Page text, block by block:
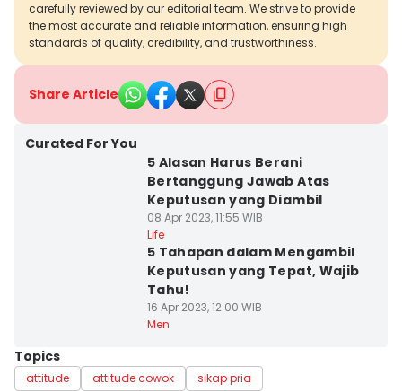
carefully reviewed by our editorial team. We strive to provide
the most accurate and reliable information, ensuring high
standards of quality, credibility, and trustworthiness.
Share Article
Curated For You
5 Alasan Harus Berani
Bertanggung Jawab Atas
Keputusan yang Diambil
08 Apr 2023, 11:55 WIB
Life
5 Tahapan dalam Mengambil
Keputusan yang Tepat, Wajib
Tahu!
16 Apr 2023, 12:00 WIB
Men
Topics
attitude attitude cowok
sikap pria